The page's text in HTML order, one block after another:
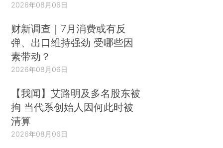
2026年08月06日
财新调查｜7月消费或有反
弹、出口维持强劲 受哪些因
素带动？
2026年08月06日
【我闻】艾路明及多名股东被
拘 当代系创始人因何此时被
清算
2026年08月06日